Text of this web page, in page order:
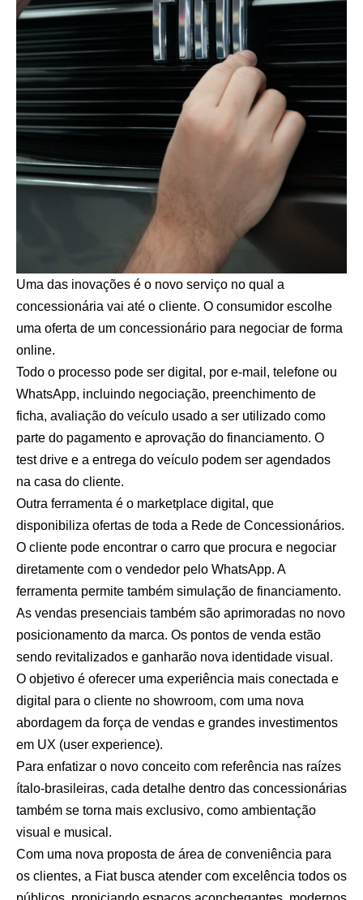
Uma das inovações é o novo serviço no qual a
concessionária vai até o cliente. O consumidor escolhe
uma oferta de um concessionário para negociar de forma
online.
Todo o processo pode ser digital, por e-mail, telefone ou
WhatsApp, incluindo negociação, preenchimento de
ficha, avaliação do veículo usado a ser utilizado como
parte do pagamento e aprovação do financiamento. O
test drive e a entrega do veículo podem ser agendados
na casa do cliente.
Outra ferramenta é o marketplace digital, que
disponibiliza ofertas de toda a Rede de Concessionários.
O cliente pode encontrar o carro que procura e negociar
diretamente com o vendedor pelo WhatsApp. A
ferramenta permite também simulação de financiamento.
As vendas presenciais também são aprimoradas no novo
posicionamento da marca. Os pontos de venda estão
sendo revitalizados e ganharão nova identidade visual.
O objetivo é oferecer uma experiência mais conectada e
digital para o cliente no showroom, com uma nova
abordagem da força de vendas e grandes investimentos
em UX (user experience).
Para enfatizar o novo conceito com referência nas raízes
ítalo-brasileiras, cada detalhe dentro das concessionárias
também se torna mais exclusivo, como ambientação
visual e musical.
Com uma nova proposta de área de conveniência para
os clientes, a Fiat busca atender com excelência todos os